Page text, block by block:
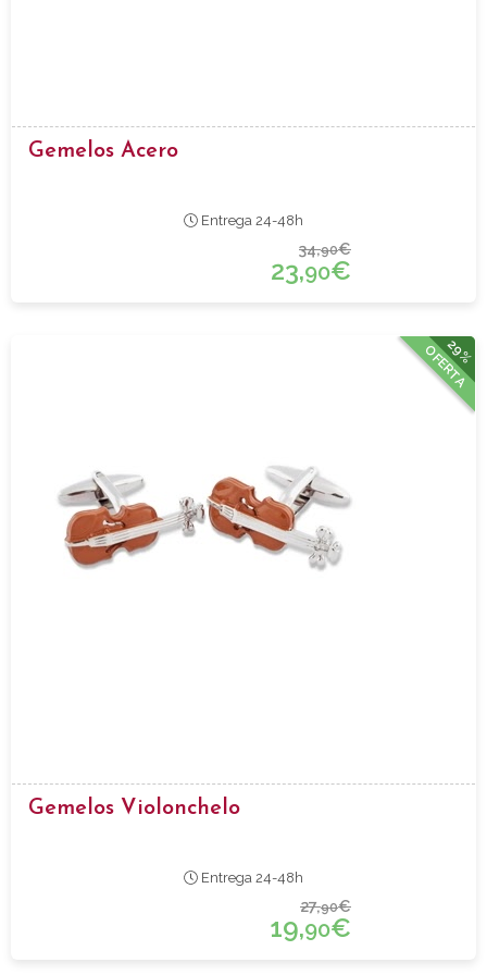
Gemelos Acero
Entrega 24-48h
34,90€
23,90€
29%
OFERTA
Gemelos Violonchelo
Entrega 24-48h
27,90€
19,90€